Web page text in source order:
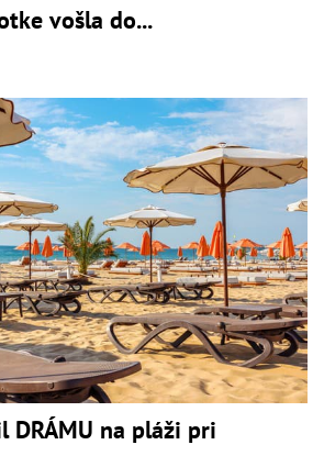
vošla do...
DRÁMU na pláži pri